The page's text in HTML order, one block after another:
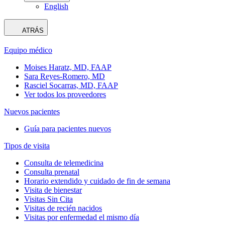
English
ATRÁS
Equipo médico
Moises Haratz, MD, FAAP
Sara Reyes-Romero, MD
Rasciel Socarras, MD, FAAP
Ver todos los proveedores
Nuevos pacientes
Guía para pacientes nuevos
Tipos de visita
Consulta de telemedicina
Consulta prenatal
Horario extendido y cuidado de fin de semana
Visita de bienestar
Visitas Sin Cita
Visitas de recién nacidos
Visitas por enfermedad el mismo día